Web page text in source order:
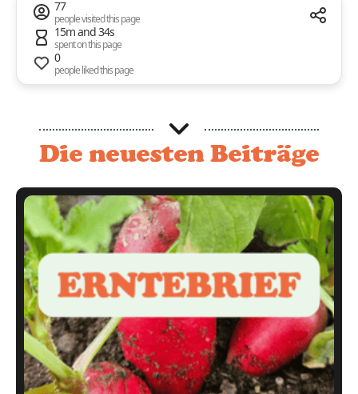
77
people visited this page
15m and 34s
spent on this page
0
people liked this page
Die neuesten Beiträge